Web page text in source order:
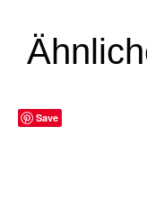
Save